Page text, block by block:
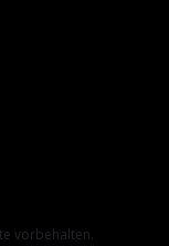
vorbehalten.